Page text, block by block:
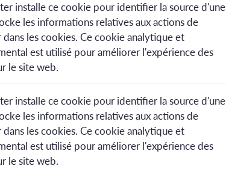
installe ce cookie pour identifier la source d'une
les informations relatives aux actions de
les cookies. Ce cookie analytique et
est utilisé pour améliorer l'expérience des
le site web.
installe ce cookie pour identifier la source d'une
les informations relatives aux actions de
les cookies. Ce cookie analytique et
est utilisé pour améliorer l'expérience des
le site web.